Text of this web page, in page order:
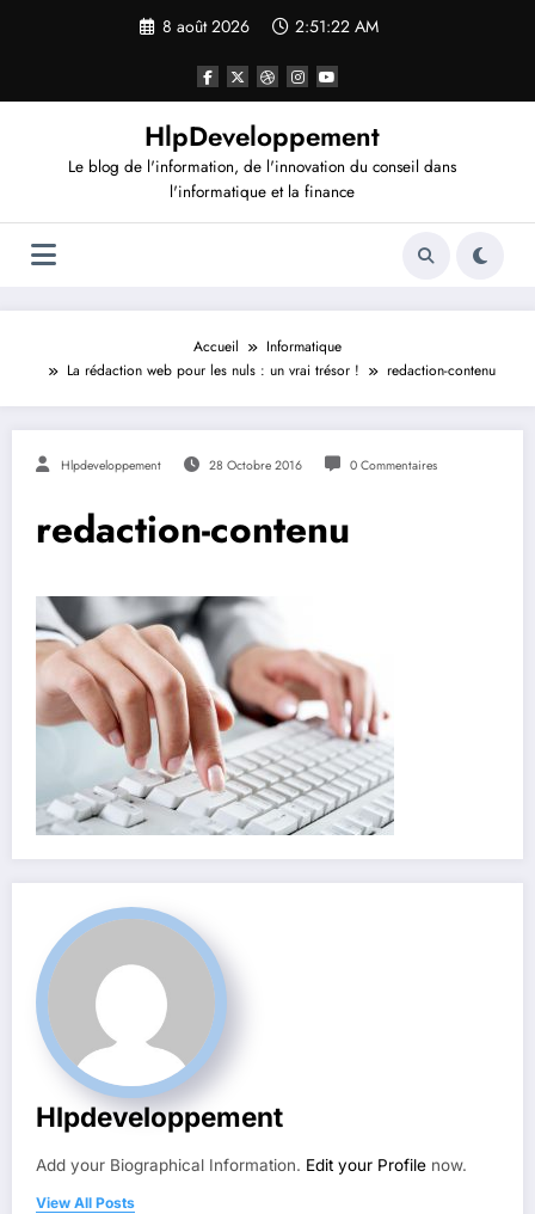
8 août 2026 2:51:23 AM
HlpDeveloppement
Le blog de l'information, de l'innovation du conseil dans
l'informatique et la finance
Accueil
Informatique
La rédaction web pour les nuls : un vrai trésor !
redaction-contenu
Hlpdeveloppement 28 Octobre 2016 0 Commentaires
redaction-contenu
Hlpdeveloppement
Add your Biographical Information. Edit your Profile now.
View All Posts